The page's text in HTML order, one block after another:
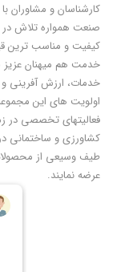
کارشناسان و مشاوران
صنعت همواره تلاش در
کیفیت و مناسب ترین
خدمت هم میهنان عزیز
خدمات، ارزش آفرینی و
اولویت های این
فعالیتهای تخصصی در
کشاورزی و ساختمانی
طیف وسیعی از
عرضه نمایند.